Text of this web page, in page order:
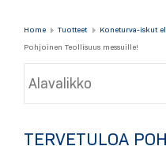
Home Tuotteet Koneturva-iskut
Pohjoinen Teollisuus messuille!
Alavalikko
TERVETULOA